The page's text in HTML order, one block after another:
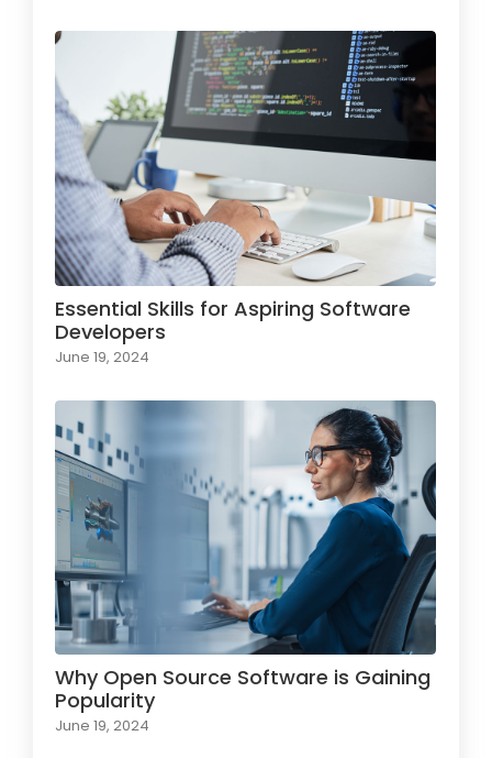
Essential Skills for Aspiring Software
Developers
June 19, 2024
Why Open Source Software is Gaining
Popularity
June 19, 2024